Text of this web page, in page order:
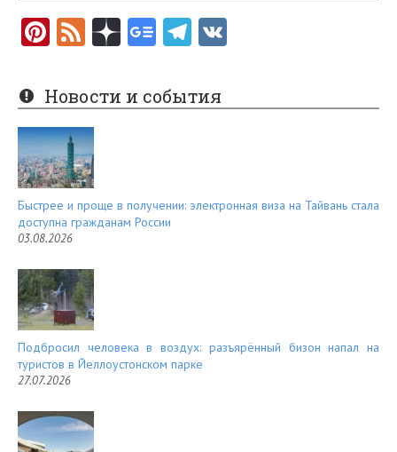
Pi
er
es
t
F
e
d
Новости и события
Быстрее и проще в получении: электронная виза на Тайвань стала
доступна гражданам России
03.08.2026
Подбросил человека в воздух: разъярённый бизон напал на
туристов в Йеллоустонском парке
27.07.2026